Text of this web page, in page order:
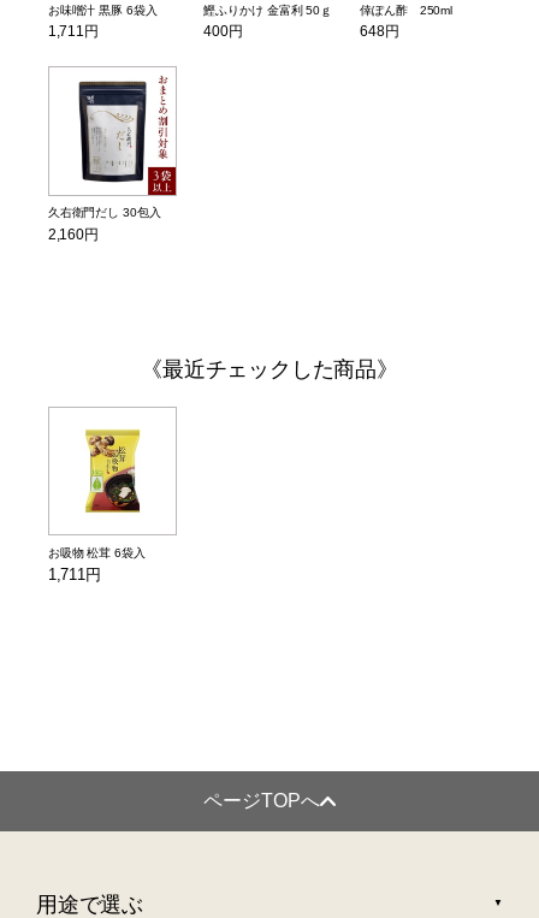
お味噌汁 黒豚 6袋入
1,711円
鰹ふりかけ 金富利 50ｇ
400円
倖ぽん酢 250ml
648円
久右衛門だし 30包入
2,160円
最近チェックした商品
お吸物 松茸 6袋入
1,711円
ページTOPへ
用途で選ぶ